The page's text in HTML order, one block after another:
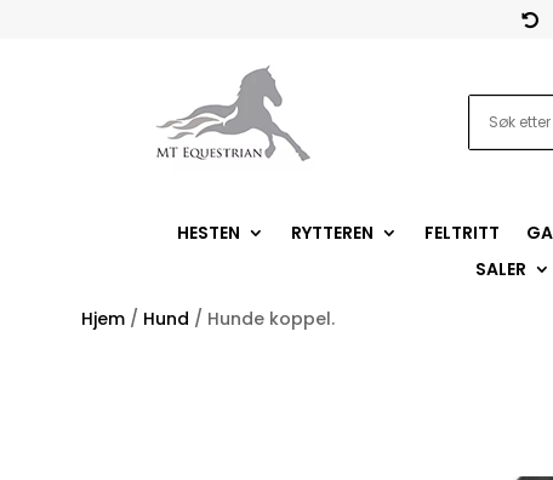

HESTEN RYTTEREN FELTRITT
SALER
Hjem / Hund / Hunde koppel.